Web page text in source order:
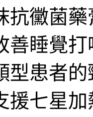
抗黴菌
善睡覺
型患者
援七星